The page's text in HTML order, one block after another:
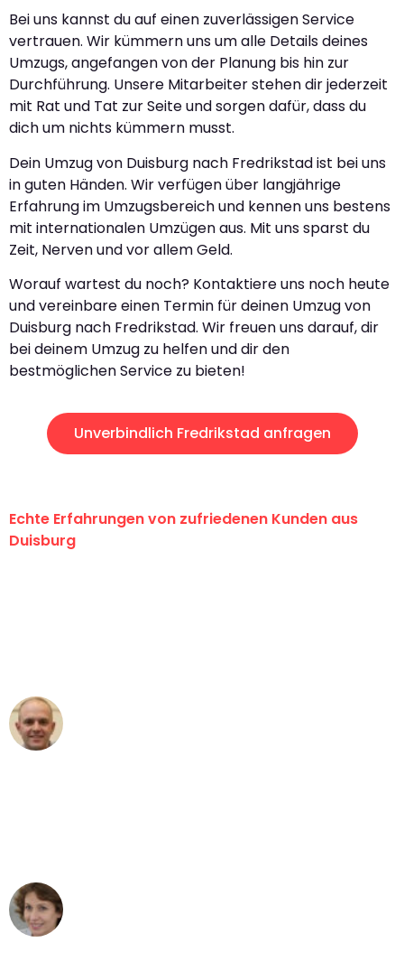
Bei uns kannst du auf einen zuverlässigen Service
vertrauen. Wir kümmern uns um alle Details deines
Umzugs, angefangen von der Planung bis hin zur
Durchführung. Unsere Mitarbeiter stehen dir jederzeit
mit Rat und Tat zur Seite und sorgen dafür, dass du
dich um nichts kümmern musst.
Dein Umzug von Duisburg nach Fredrikstad ist bei uns
in guten Händen. Wir verfügen über langjährige
Erfahrung im Umzugsbereich und kennen uns bestens
mit internationalen Umzügen aus. Mit uns sparst du
Zeit, Nerven und vor allem Geld.
Worauf wartest du noch? Kontaktiere uns noch heute
und vereinbare einen Termin für deinen Umzug von
Duisburg nach Fredrikstad. Wir freuen uns darauf, dir
bei deinem Umzug zu helfen und dir den
bestmöglichen Service zu bieten!
Unverbindlich Fredrikstad anfragen
Echte Erfahrungen von zufriedenen Kunden aus
Duisburg